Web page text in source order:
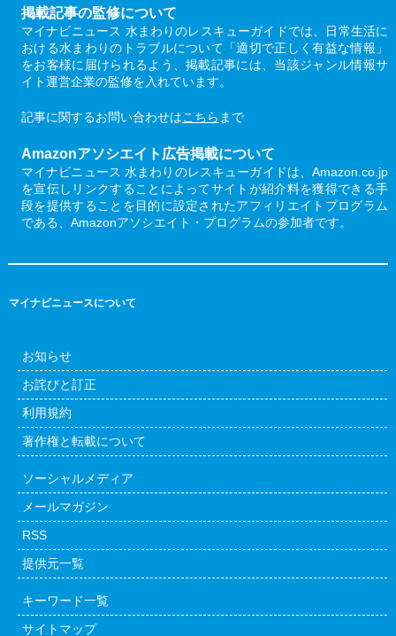
掲載記事の監修について
マイナビニュース 水まわりのレスキューガイドでは、日常生活に
おける水まわりのトラブルについて「適切で正しく有益な情報」
をお客様に届けられるよう、掲載記事には、当該ジャンル情報サ
イト運営企業の監修を入れています。
記事に関するお問い合わせはこちら まで
Amazonアソシエイト広告掲載について
マイナビニュース 水まわりのレスキューガイドは、Amazon.co.jp
を宣伝しリンクすることによってサイトが紹介料を獲得できる手
段を提供することを目的に設定されたアフィリエイトプログラム
である、Amazonアソシエイト・プログラムの参加者です。
マイナビニュースについて
お知らせ
お詫びと訂正
利用規約
著作権と転載について
ソーシャルメディア
メールマガジン
RSS
提供元一覧
キーワード一覧
サイトマップ